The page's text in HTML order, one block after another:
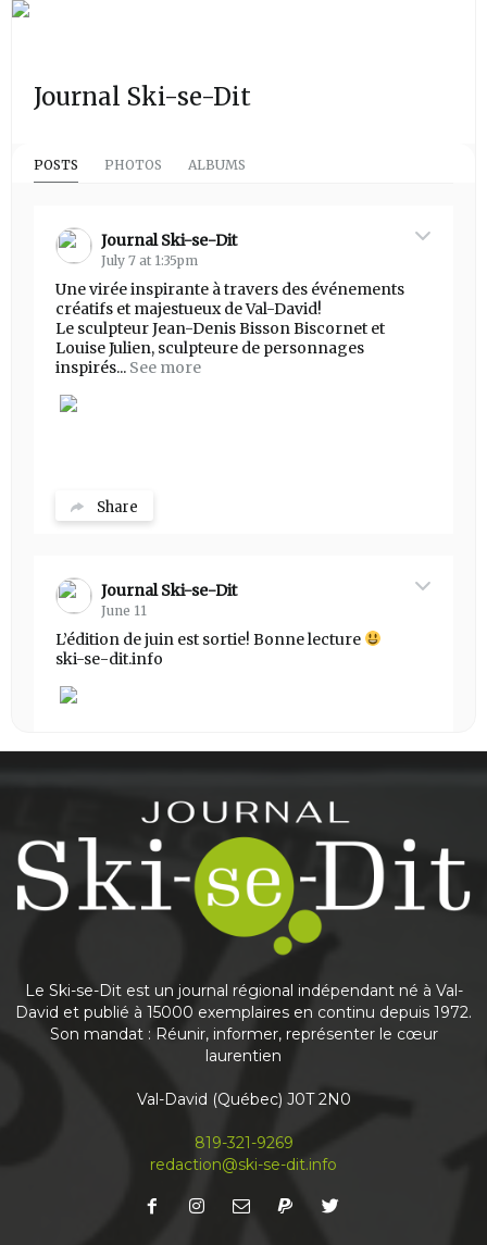
Journal Ski-se-Dit
POSTS PHOTOS ALBUMS
Journal Ski-se-Dit
July 7 at 1:35pm
Une virée inspirante à travers des événements
créatifs et majestueux de Val-David!
Le sculpteur Jean-Denis Bisson Biscornet et
Louise Julien, sculpteure de personnages
inspirés... See more
Share
Journal Ski-se-Dit
June 11
L’édition de juin est sortie! Bonne lecture
ski-se-dit.info
Journal Ski-se-Dit
May 25
This content isn't available right now
Journal Ski-se-Dit
Nouvelle édition du journal
infolettre mensuelle pour recevoir votre Ski-se-
Dit avant même qu’il sorte de l’imprimerie
Le Ski-se-Dit est un journal régional indépendant né à Val-
David et publié à 15000 exemplaires en continu depuis 1972.
Son mandat : Réunir, informer, représenter le cœur
laurentien
Val-David (Québec) J0T 2N0
819-321-9269
redaction@ski-se-dit.info